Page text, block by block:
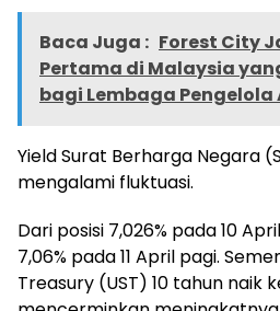
Baca Juga : Forest City
Pertama di Malaysia
bagi Lembaga Pengelola
Yield Surat Berharga Negara
mengalami fluktuasi.
Dari posisi 7,026% pada 10
7,06% pada 11 April pagi.
Treasury (UST) 10 tahun naik